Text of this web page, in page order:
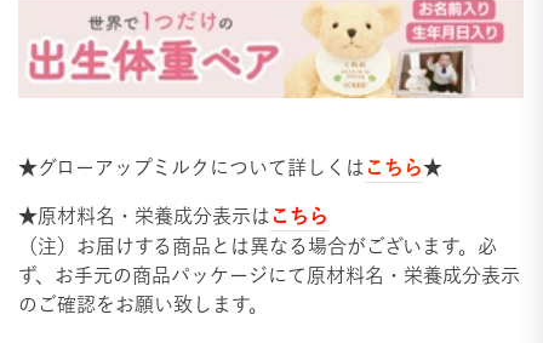
★グローアップミルクについて詳しくは こちら★
★原材料名・栄養成分表示は こちら
（注）お届けする商品とは異なる場合がございます。必
ず、お手元の商品パッケージにて原材料名・栄養成分表示
のご確認をお願い致します。